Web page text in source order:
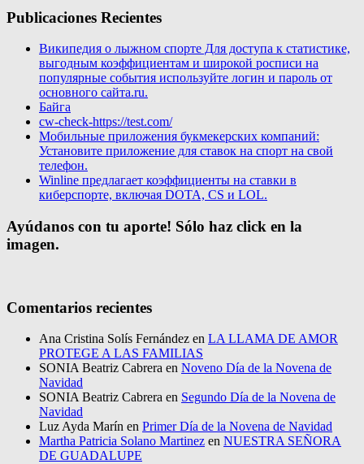
Publicaciones Recientes
Википедия о лыжном спорте Для доступа к статистике,
выгодным коэффициентам и широкой росписи на
популярные события используйте логин и пароль от
основного сайта.ru.
Байга
cw-check-https://test.com/
Мобильные приложения букмекерских компаний:
Установите приложение для ставок на спорт на свой
телефон.
Winline предлагает коэффициенты на ставки в
киберспорте, включая DOTA, CS и LOL.
Ayúdanos con tu aporte! Sólo haz click en la
imagen.
Comentarios recientes
Ana Cristina Solís Fernández en LA LLAMA DE AMOR
PROTEGE A LAS FAMILIAS
SONIA Beatriz Cabrera en Noveno Día de la Novena de
Navidad
SONIA Beatriz Cabrera en Segundo Día de la Novena de
Navidad
Luz Ayda Marín en Primer Día de la Novena de Navidad
Martha Patricia Solano Martinez en NUESTRA SEÑORA
DE GUADALUPE